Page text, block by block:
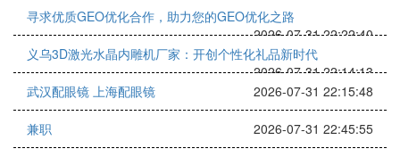
寻求优质GEO优化合作，助力您的GEO优化之路
2026-07-31 22:22:40
义乌3D激光水晶内雕机厂家：开创个性化礼品新时代
2026-07-31 22:14:13
武汉配眼镜 上海配眼镜
2026-07-31 22:15:48
兼职 2026-07-31 22:45:55